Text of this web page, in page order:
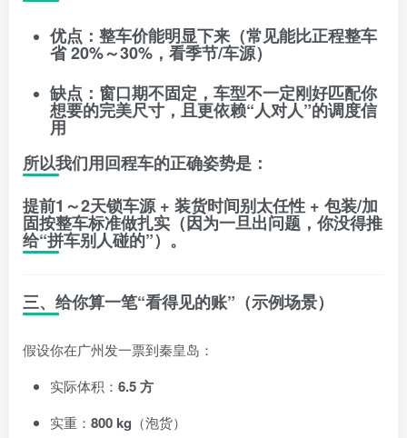
优点：整车价能明显下来（常见能比正程整车
省20%～30% ，看季节/车源）
缺点：窗口期不固定，车型不一定刚好匹配你
想要的完美尺寸，且更依赖“人对人”的调度信
用
所以我们用回程车的正确姿势是：
提前1～2天锁车源 + 装货时间别太任性 + 包装/加
固按整车标准做扎实 （因为一旦出问题，你没得推
给“拼车别人碰的”）。
三、给你算一笔“看得见的账”（示例场景）
假设你在广州发一票到秦皇岛：
实际体积： 6.5 方
实重： 800 kg （泡货）